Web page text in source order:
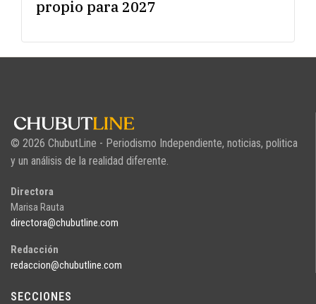
propio para 2027
© 2026 ChubutLine - Periodismo Independiente, noticias, politica
y un análisis de la realidad diferente.
Directora
Marisa Rauta
directora@chubutline.com
Redacción
redaccion@chubutline.com
SECCIONES